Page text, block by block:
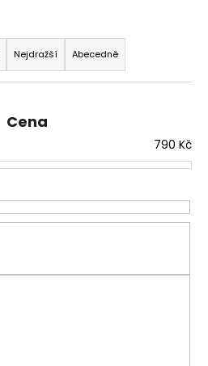
Nejdražší Abecedně
Cena
790 Kč